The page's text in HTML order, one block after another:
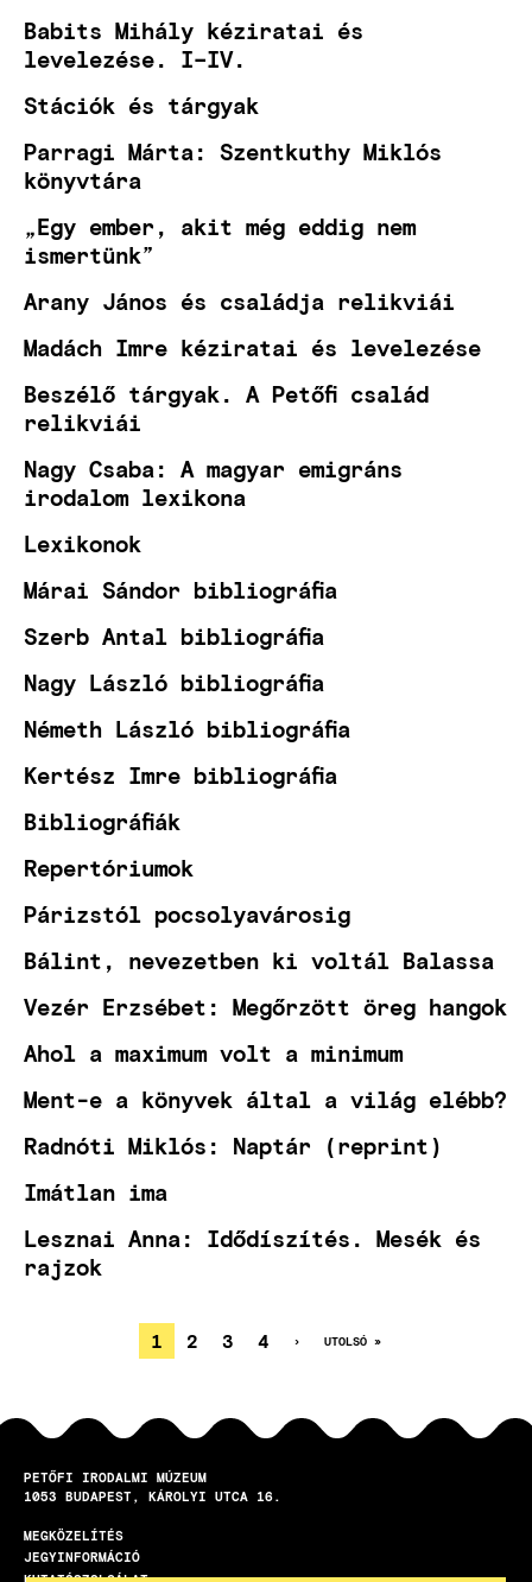
Babits Mihály kéziratai és
levelezése. I–IV.
Stációk és tárgyak
Parragi Márta: Szentkuthy Miklós
könyvtára
„Egy ember, akit még eddig nem
ismertünk”
Arany János és családja relikviái
Madách Imre kéziratai és levelezése
Beszélő tárgyak. A Petőfi család
relikviái
Nagy Csaba: A magyar emigráns
irodalom lexikona
Lexikonok
Márai Sándor bibliográfia
Szerb Antal bibliográfia
Nagy László bibliográfia
Németh László bibliográfia
Kertész Imre bibliográfia
Bibliográfiák
Repertóriumok
Párizstól pocsolyavárosig
Bálint, nevezetben ki voltál Balassa
Vezér Erzsébet: Megőrzött öreg hangok
Ahol a maximum volt a minimum
Ment-e a könyvek által a világ elébb?
Radnóti Miklós: Naptár (reprint)
Imátlan ima
Lesznai Anna: Idődíszítés. Mesék és
rajzok
OLDALSZÁMOZÁS
JELENLEGI
OLDAL
1 OLDAL
2 OLDAL
3 OLDAL
4
KÖVETKEZŐ
›
UTOLSÓ
UTOLSÓ »
PETŐFI IRODALMI MÚZEUM
1053
BUDAPEST KÁROLYI UTCA 16.
LÁBLÉC
MEGKÖZELÍTÉS
JEGYINFORMÁCIÓ
KUTATÓSZOLGÁLAT